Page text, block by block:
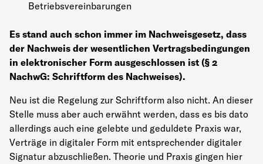
Betriebsvereinbarungen
Es stand auch schon immer im Nachweisgesetz, dass
der Nachweis der wesentlichen Vertragsbedingungen
in elektronischer Form ausgeschlossen ist (§ 2
NachwG: Schriftform des Nachweises).
Neu ist die Regelung zur Schriftform also nicht. An dieser
Stelle muss aber auch erwähnt werden, dass es bis dato
allerdings auch eine gelebte und geduldete Praxis war,
Verträge in digitaler Form mit entsprechender digitaler
Signatur abzuschließen. Theorie und Praxis gingen hier